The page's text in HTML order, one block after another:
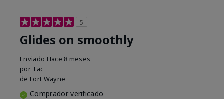
5
Glides on smoothly
Enviado Hace 8 meses
por Tac
de Fort Wayne
Comprador verificado